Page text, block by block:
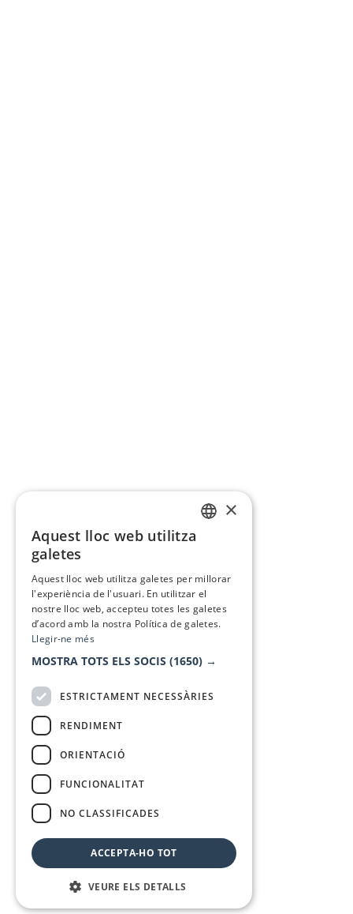
×
Aquest lloc web utilitza
galetes
Aquest lloc web utilitza galetes per millorar
l'experiència de l'usuari. En utilitzar el
nostre lloc web, accepteu totes les galetes
d’acord amb la nostra Política de galetes.
Llegir-ne més
MOSTRA TOTS ELS SOCIS (1650) →
ESTRICTAMENT NECESSÀRIES
RENDIMENT
ORIENTACIÓ
FUNCIONALITAT
NO CLASSIFICADES
ACCEPTA-HO TOT
VEURE ELS DETALLS